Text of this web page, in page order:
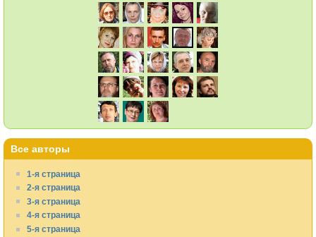
Все авторы
1-я страница
2-я страница
3-я страница
4-я страница
5-я страница